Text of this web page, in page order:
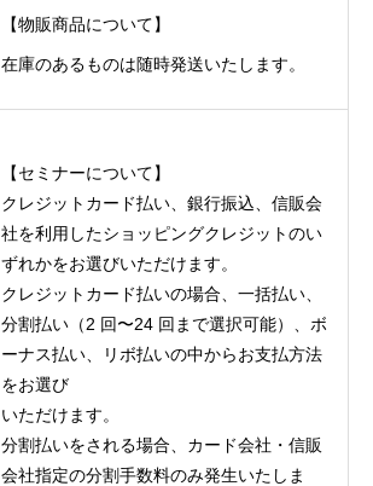
【物販商品について】
在庫のあるものは随時発送いたします。
【セミナーについて】
クレジットカード払い、銀⾏振込、信販会
社を利⽤したショッピングクレジットのい
ずれかをお選びいただけます。
クレジットカード払いの場合、⼀括払い、
分割払い（2 回〜24 回まで選択可能）、ボ
ーナス払い、リボ払いの中からお⽀払⽅法
をお選び
いただけます。
分割払いをされる場合、カード会社・信販
会社指定の分割⼿数料のみ発⽣いたしま